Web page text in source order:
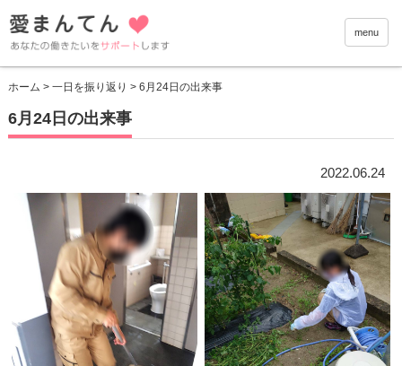
愛まん
menu
ホーム > 一日を振り返り > 6月24日の出来事
6月24日の出来事
2022.06.24